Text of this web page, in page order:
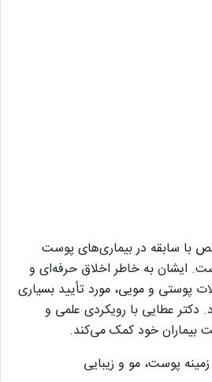
با سابقه در بیماری‌های پوست
ایشان به خاطر اخلاق حرفه‌ای و
پوستی و مویی، مورد تأیید بسیاری
دکتر عطایی با رویکردی علمی و
بیماران خود کمک می‌کند.
پوست، مو و زیبایی